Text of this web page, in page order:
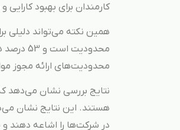
کارمندان برای بهبود
محدودیت‌های ارائه مجوز
هستند. این نتایج نشان‌
در شرکت‌ها را اشاعه دهند و